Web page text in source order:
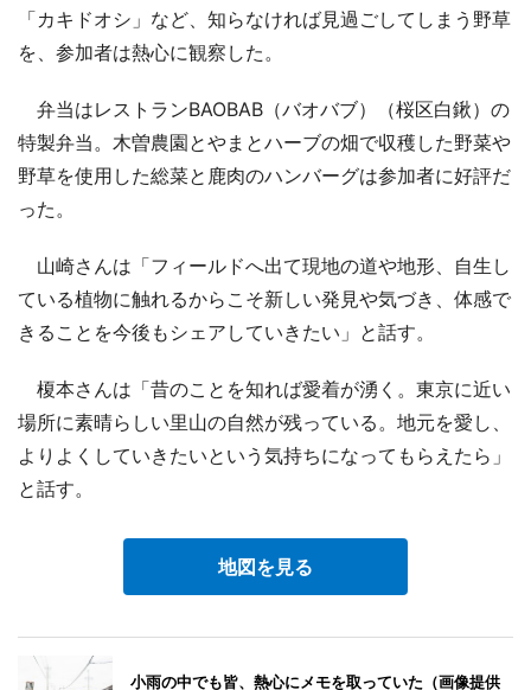
「カキドオシ」など、知らなければ見過ごしてしまう野草
を、参加者は熱心に観察した。
弁当はレストランBAOBAB（バオバブ）（桜区白鍬）の
特製弁当。木曽農園とやまとハーブの畑で収穫した野菜や
野草を使用した総菜と鹿肉のハンバーグは参加者に好評だ
った。
山崎さんは「フィールドへ出て現地の道や地形、自生し
ている植物に触れるからこそ新しい発見や気づき、体感で
きることを今後もシェアしていきたい」と話す。
榎本さんは「昔のことを知れば愛着が湧く。東京に近い
場所に素晴らしい里山の自然が残っている。地元を愛し、
よりよくしていきたいという気持ちになってもらえたら」
と話す。
地図を見る
小雨の中でも皆、熱心にメモを取っていた（画像提供